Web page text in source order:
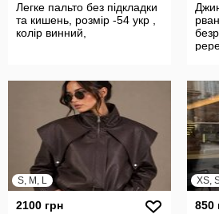
Легке пальто без підкладки
та кишень, розмір -54 укр ,
колір винний,
S, M, L
2100 грн
XS,
850